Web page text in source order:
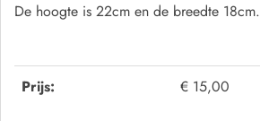
Prijs: € 15,00
De hoogte is 22cm en de breedte 18cm.